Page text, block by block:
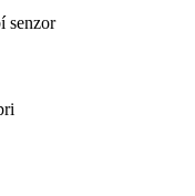
senzor